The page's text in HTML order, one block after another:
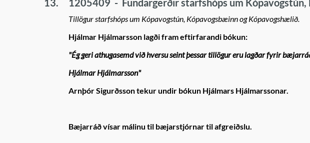
13. 1205409 - Fundargerðir starfshóps um
Tillögur starfshóps um Kópavogstún, Kópavogsbæinn og Kópavogshælið.
Hjálmar Hjálmarsson lagði fram eftirfarandi bókun:
"Ég geri athugasemd við hversu seint þessar tillögur eru lagðar fyrir
Hjálmar Hjálmarsson"
Arnþór Sigurðsson tekur undir bókun Hjálmars Hjálmarssonar.
Bæjarráð vísar málinu til bæjarstjórnar til afgreiðslu.